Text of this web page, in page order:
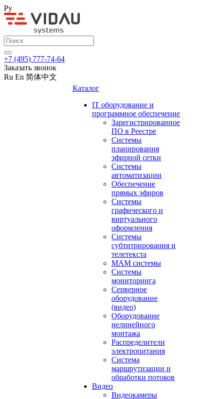
Ру
+7 (495) 777-74-64
Заказать звонок
Ru En 简体中文
Каталог
IT оборудование и
программное обеспечение
Зарегистрированное
ПО в Реестре
Системы
планирования
эфирной сетки
Системы
автоматизации
Обеспечение
прямых эфиров
Системы
графического и
виртуального
оформления
Системы
субтитрирования и
телетекста
MAM системы
Системы
мониторинга
Серверное
оборудование
(видео)
Оборудование
нелинейного
монтажа
Распределители
электропитания
Система
маршрутизации и
обработки потоков
Видео
Видеокамеры